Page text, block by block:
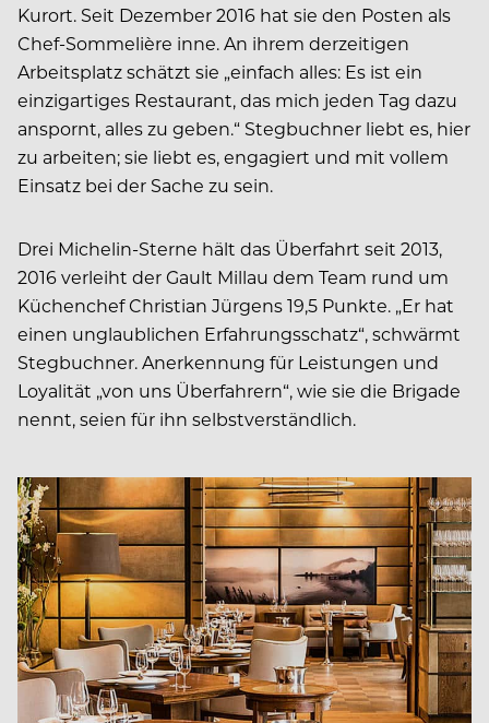
Kurort. Seit Dezember 2016 hat sie den Posten als
Chef-Sommelière inne. An ihrem derzeitigen
Arbeitsplatz schätzt sie „einfach alles: Es ist ein
einzigartiges Res­taurant, das mich jeden Tag dazu
anspornt, alles zu geben.“ Stegbuchner liebt es, hier
zu arbeiten; sie liebt es, engagiert und mit vollem
Einsatz bei der Sache zu sein.
Drei Michelin-Sterne hält das Überfahrt seit 2013,
2016 verleiht der Gault Millau dem Team rund um
Küchenchef Christian Jürgens 19,5 Punkte. „Er hat
einen unglaublichen Erfahrungsschatz“, schwärmt
Stegbuchner. Anerkennung für Leistungen und
Loyalität „von uns Überfahrern“, wie sie die Brigade
nennt, seien für ihn selbstverständlich.